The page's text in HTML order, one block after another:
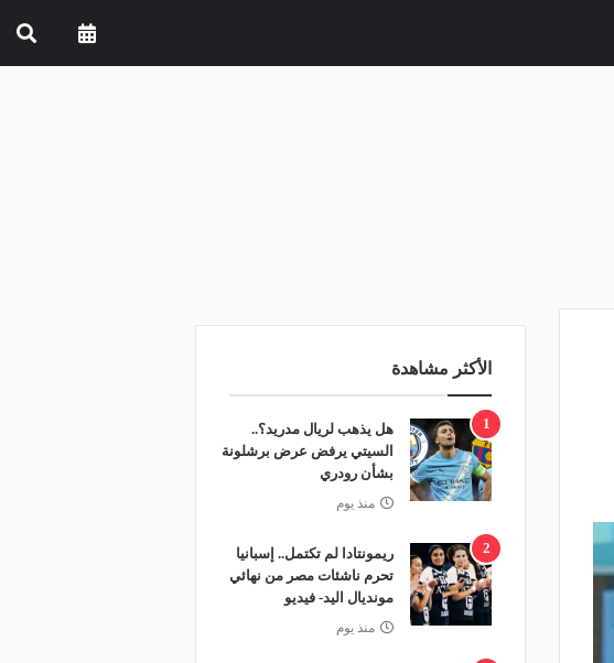
الأكثر مشاهدة
1
هل يذهب لريال مدريد؟..
السيتي يرفض عرض برشلونة
بشأن رودري
منذ يوم
2
ريمونتادا لم تكتمل.. إسبانيا
تحرم ناشئات مصر من نهائي
مونديال اليد- فيديو
منذ يوم